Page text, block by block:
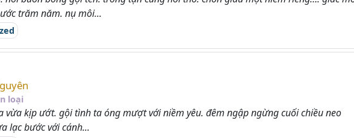
trăm năm. nụ môi...
loại
vừa kịp ướt. gội tình ta óng mượt với niềm yêu. đêm ngập ngừng cuối chiều neo
lạc bước với cánh...